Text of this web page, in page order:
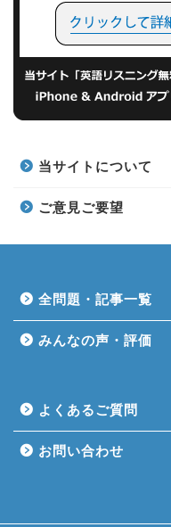
当サイトについて
ご意見ご要望
全問題・記事一覧
みんなの声・評価
よくあるご質問
お問い合わせ